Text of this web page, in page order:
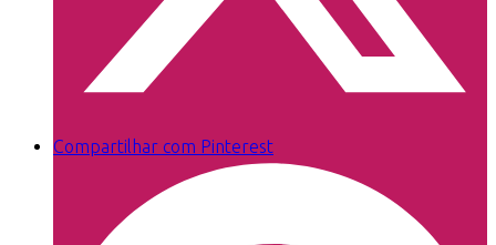
Compartilhar com Pinterest